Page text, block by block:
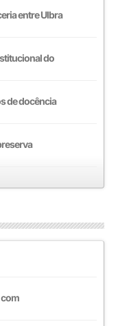
entre Ulbra
do
de docência
com